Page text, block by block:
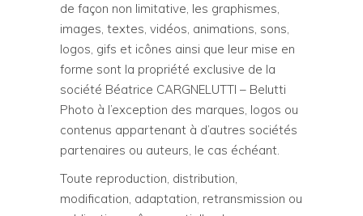
de façon non limitative, les graphismes,
images, textes, vidéos, animations, sons,
logos, gifs et icônes ainsi que leur mise en
forme sont la propriété exclusive de la
société Béatrice CARGNELUTTI – Belutti
Photo à l’exception des marques, logos ou
contenus appartenant à d’autres sociétés
partenaires ou auteurs, le cas échéant.
Toute reproduction, distribution,
modification, adaptation, retransmission ou